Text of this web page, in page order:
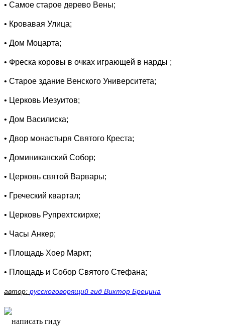
• Самое старое дерево Вены;
• Кровавая Улица;
• Дом Моцарта;
• Фреска коровы в очках играющей в нарды ;
• Старое здание Венского Университета;
• Церковь Иезуитов;
• Дом Василиска;
• Двор монастыря Святого Креста;
• Доминиканский Собор;
• Церковь святой Варвары;
• Греческий квартал;
• Церковь Рупрехтскирхе;
• Часы Анкер;
• Площадь Хоер Маркт;
• Площадь и Собор Святого Стефана;
автор: русскоговорящий гид Виктор Брецина
написать гиду